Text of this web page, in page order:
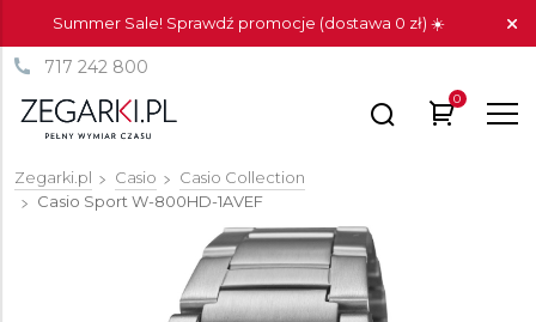
Summer Sale! Sprawdź promocje (dostawa 0 zł) ☀️
717 242 800
0
Zegarki.pl Casio
Casio Collection
Casio Sport W-800HD-1AVEF